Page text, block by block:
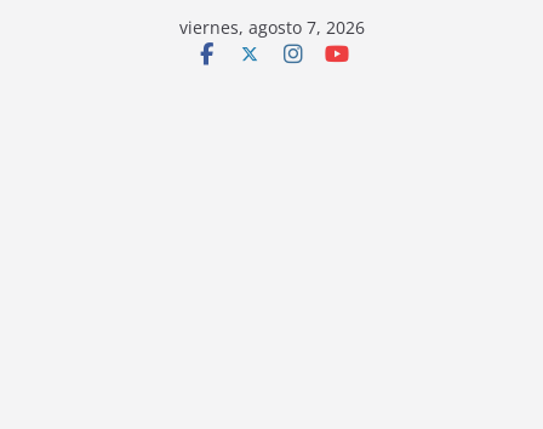
viernes, agosto 7, 2026